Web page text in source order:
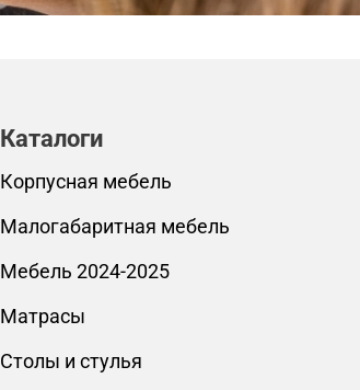
Каталоги
Корпусная мебель
Малогабаритная мебель
Мебель 2024-2025
Матрасы
Столы и стулья